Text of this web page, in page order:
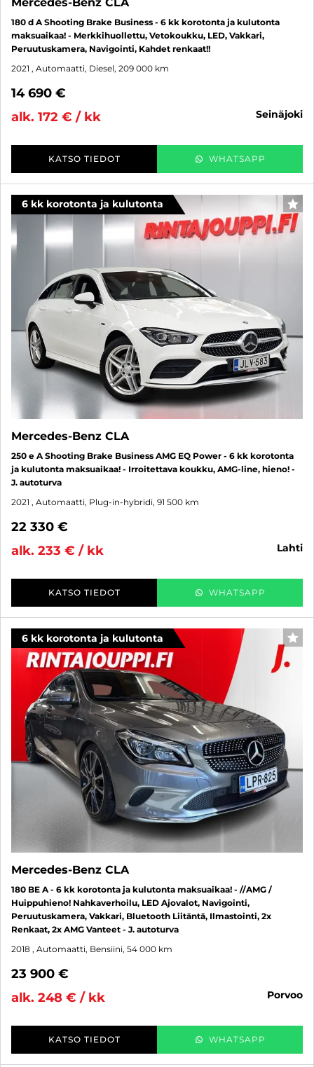
180 d A Shooting Brake Business - 6 kk korotonta ja kulutonta
maksuaikaa! - Merkkihuollettu, Vetokoukku, LED, Vakkari,
Peruutuskamera, Navigointi, Kahdet renkaat!!
2021 , Automaatti, Diesel, 209 000 km
14 690 €
alk. 172 € / kk
seinäjoki
KATSO TIEDOT WHATSAPP
6 kk korotonta ja kulutonta
Mercedes-Benz CLA
250 e A Shooting Brake Business AMG EQ Power - 6 kk korotonta
ja kulutonta maksuaikaa! - Irroitettava koukku, AMG-line, hieno! -
J. autoturva
2021 , Automaatti, Plug-in-hybridi, 91 500 km
22 330 €
alk. 233 € / kk
lahti
KATSO TIEDOT WHATSAPP
6 kk korotonta ja kulutonta
Mercedes-Benz CLA
180 BE A - 6 kk korotonta ja kulutonta maksuaikaa! - //AMG /
Huippuhieno! Nahkaverhoilu, LED Ajovalot, Navigointi,
Peruutuskamera, Vakkari, Bluetooth Liitäntä, Ilmastointi, 2x
Renkaat, 2x AMG Vanteet - J. autoturva
2018 , Automaatti, Bensiini, 54 000 km
23 900 €
alk. 248 € / kk
porvoo
KATSO TIEDOT WHATSAPP